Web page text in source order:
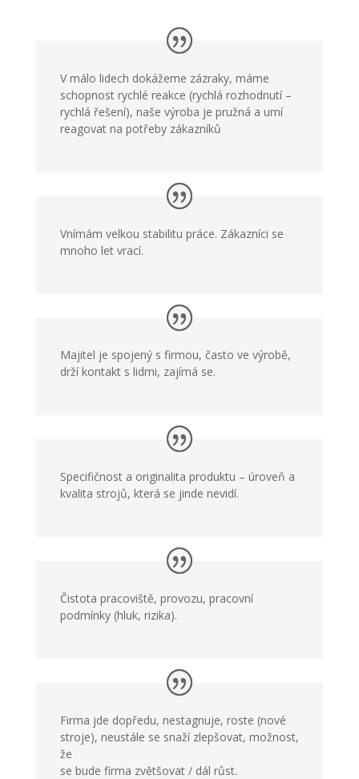
V málo lidech dokážeme zázraky, máme
schopnost rychlé reakce (rychlá rozhodnutí –
rychlá řešení), naše výroba je pružná a umí
reagovat na potřeby zákazníků
Vnímám velkou stabilitu práce. Zákazníci se
mnoho let vrací.
Majitel je spojený s firmou, často ve výrobě,
drží kontakt s lidmi, zajímá se.
Specifičnost a originalita produktu – úroveň a
kvalita strojů, která se jinde nevidí.
Čistota pracoviště, provozu, pracovní
podmínky (hluk, rizika).
Firma jde dopředu, nestagnuje, roste (nové
stroje), neustále se snaží zlepšovat, možnost,
že
se bude firma zvětšovat / dál růst.